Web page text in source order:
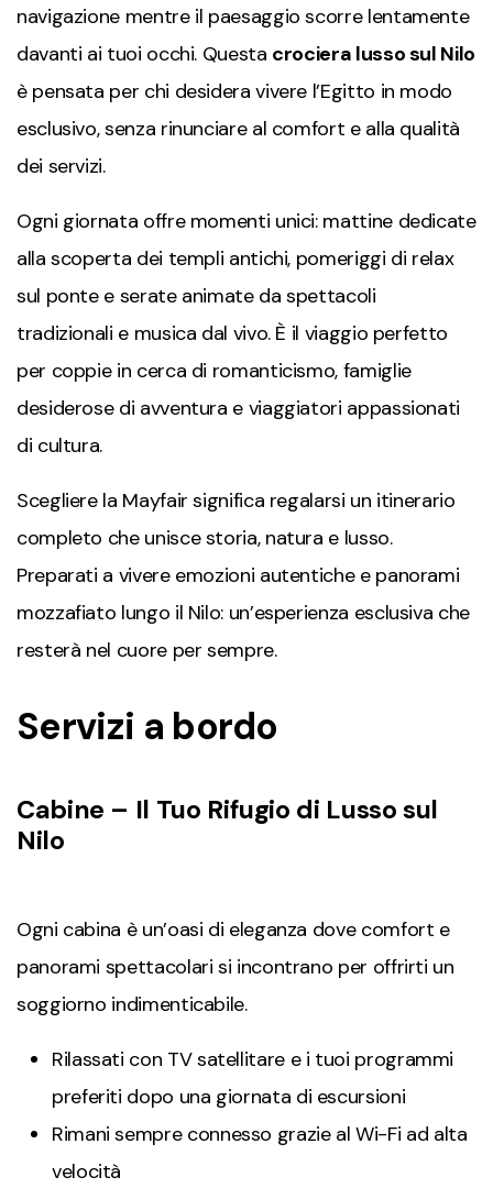
navigazione mentre il paesaggio scorre lentamente
davanti ai tuoi occhi. Questa crociera lusso sul Nilo
è pensata per chi desidera vivere l’Egitto in modo
esclusivo, senza rinunciare al comfort e alla qualità
dei servizi.
Ogni giornata offre momenti unici: mattine dedicate
alla scoperta dei templi antichi, pomeriggi di relax
sul ponte e serate animate da spettacoli
tradizionali e musica dal vivo. È il viaggio perfetto
per coppie in cerca di romanticismo, famiglie
desiderose di avventura e viaggiatori appassionati
di cultura.
Scegliere la Mayfair significa regalarsi un itinerario
completo che unisce storia, natura e lusso.
Preparati a vivere emozioni autentiche e panorami
mozzafiato lungo il Nilo: un’esperienza esclusiva che
resterà nel cuore per sempre.
Servizi a bordo
Cabine – Il Tuo Rifugio di Lusso sul
Nilo
Ogni cabina è un’oasi di eleganza dove comfort e
panorami spettacolari si incontrano per offrirti un
soggiorno indimenticabile.
Rilassati con TV satellitare e i tuoi programmi
preferiti dopo una giornata di escursioni
Rimani sempre connesso grazie al Wi-Fi ad alta
velocità